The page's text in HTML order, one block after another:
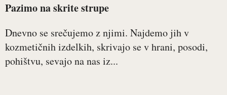
Pazimo na skrite strupe
Dnevno se srečujemo z njimi. Najdemo jih v
kozmetičnih izdelkih, skrivajo se v hrani, posodi,
pohištvu, sevajo na nas iz...